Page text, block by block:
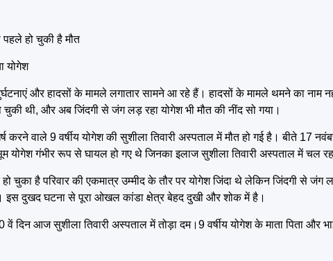
पहले हो चुकी है मौत
योगेश
और हादसों के मामले लगातार सामने आ रहे हैं। हादसों के मामले थमने का
चुकी थी, और अब जिंदगी से जंग लड़ रहा योगेश भी मौत की नींद सो गया।
करने वाले 9 वर्षीय योगेश की सुशीला तिवारी अस्पताल में मौत हो गई है। बीते 17
योगेश गंभीर रूप से घायल हो गए थे जिनका इलाज सुशीला तिवारी अस्पताल में चल
चुका है परिवार की एकमात्र उम्मीद के तौर पर योगेश जिंदा थे लेकिन जिंदगी से
इस दुखद घटना से पूरा ओखल कांडा क्षेत्र बेहद दुखी और शोक में है।
वें दिन आज सुशीला तिवारी अस्पताल में तोड़ा दम।9 वर्षीय योगेश के माता पिता